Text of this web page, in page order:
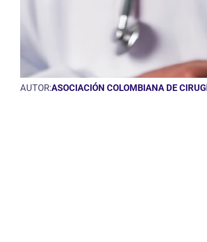
AUTOR:ASOCIACIÓN COLOMBIANA DE